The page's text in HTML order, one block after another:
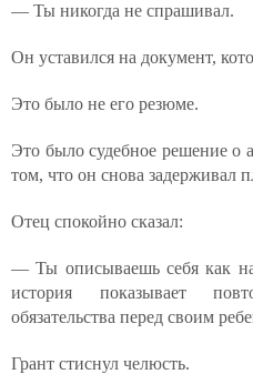
— Ты никогда не спрашивал.
Он уставился на документ,
Это было не его резюме.
Это было судебное решение о
том, что он снова задерживал
Отец спокойно сказал:
— Ты описываешь себя как
история показывает
обязательства перед своим
Грант стиснул челюсть.